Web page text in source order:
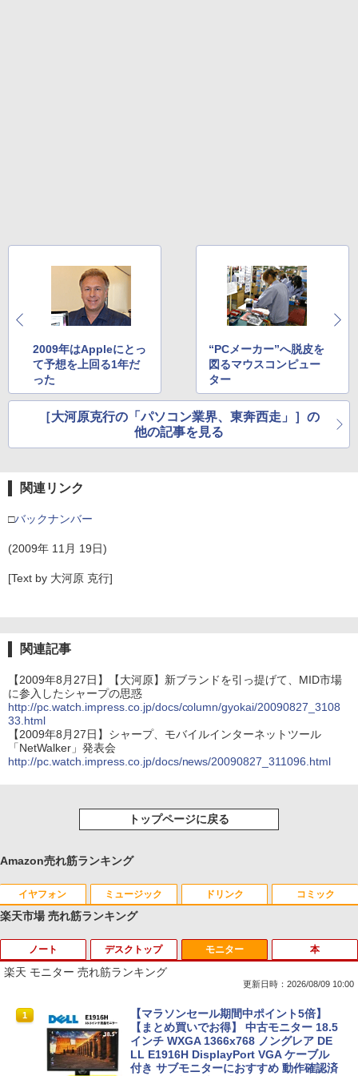
2009年はAppleにとっ
て予想を上回る1年だ
った
“PCメーカー”へ脱皮を
図るマウスコンピュー
ター
［大河原克行の「パソコン業界、東奔西走」］の
他の記事を見る
関連リンク
□バックナンバー
(2009年 11月 19日)
[Text by 大河原 克行]
関連記事
【2009年8月27日】【大河原】新ブランドを引っ提げて、MID市場
に参入したシャープの思惑
http://pc.watch.impress.co.jp/docs/column/gyokai/20090827_3108
33.html
【2009年8月27日】シャープ、モバイルインターネットツール
「NetWalker」発表会
http://pc.watch.impress.co.jp/docs/news/20090827_311096.html
トップページに戻る
Amazon売れ筋ランキング
イヤフォン
Anker Soundcore P40i オフホワイト
￥7,990
Anker Soundcore P31i ブラック
ミュージック
BRUCE WAYNE feat. Flo Milli, ATL Jacob
[Explicit]
BRUCE WAYNE feat. Flo Milli, ATL Jacob
[Explicit]
ドリンク
by Amazon 天然水 ラベルレス 500ml ×24本
富士山の天然水 バナジウム含有 水 ミネラル
ウォーター ペットボトル 静岡県産 500ミリリ
￥1,380
【Amazon.co.jp限定】 い・ろ・は・す 2L P
コミック
薬屋のひとりごと 17巻 (デジタル版ビッグガ
ンガンコミックス)
異世界居酒屋「のぶ」(22) (角川コミックス・
エース)
楽天市場 売れ筋ランキング
ノート
1
中古ノートパソコン インテル Celeron C
ore i5 Windows11 Pro Office 2024付き
メモリ4GB/8GB/16GB選択可 SSD128G
B/1TB選択可 15.6型 テンキー ビジネス
在宅勤務 学生向け 初期設定不要 店長お
デスクトップ モニター
楽天 モニター 売れ筋ランキング
更新日時：2026/08/09 10:00
1
【マラソンセール期間中ポイント5倍】
【まとめ買いでお得】 中古モニター 18.5
インチ WXGA 1366x768 ノングレア DE
LL E1916H DisplayPort VGA ケーブル
付き サブモニターにおすすめ 動作確認済
本